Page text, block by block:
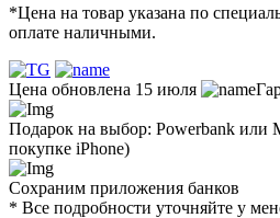
*Цена на товар указана по
оплате наличными.
Цена обновлена 15 июля
Подарок на выбор: Powerbank
покупке iPhone)
Сохраним приложения банков
* Все подробности уточняйте у